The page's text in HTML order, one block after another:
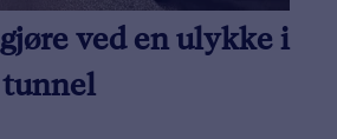
ved en ulykke i
tunnel